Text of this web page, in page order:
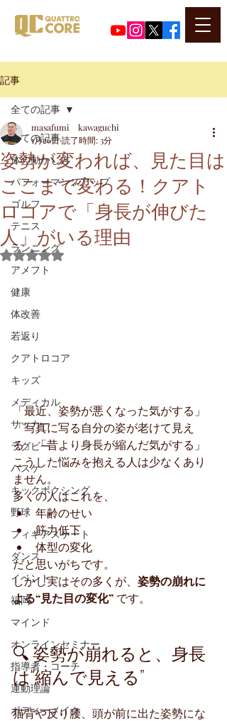
記事
全ての記事
体の動かし方
パフォーマンスアップ
ゴルフ
テニス
ランニング
アメフト
健康
体改善
若返り
クアトロコア
キッズ
メディカル
サッカー
ラグビー
バスケ
キックボクシング
野球
フィギアスケート
ダンス
イベント
福岡
マインド
オンラインセミナー
指導者・コーチ
運動理論
ボディーメイク
全ての記事
姿勢が変われば、見た目は
ここまで変わる！クアト
ロコアで「身長が伸びた
人」がいる理由
masafumi kawaguchi
1月26日読了時間: 3分
5つ星のうちNaNと評価されています。
「最近、姿勢が悪くなった気がする」
「写真に写る自分の姿が老けて見え
る」「昔より身長が縮んだ気がする」
こうした悩みを抱える人は少なくあり
ません。
多くの人はこれを、
年齢のせい
筋力低下
体型の変化
だと思いがちです。
しかし実はその多くが、 姿勢の崩れに
よる“見た目の変化” です。
🔍 姿勢が崩れると、身長
は“縮んで見える”
猫背や反り腰、頭が前に出た姿勢にな